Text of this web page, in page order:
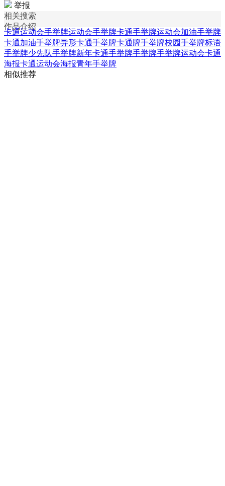
举报
相关搜索
作品介绍
卡通运动会手举牌运动会手举牌卡通手举牌运动会加油手举牌
卡通加油手举牌异形卡通手举牌卡通牌手举牌校园手举牌标语
手举牌少先队手举牌新年卡通手举牌手举牌手举牌运动会卡通
海报卡通运动会海报青年手举牌
相似推荐